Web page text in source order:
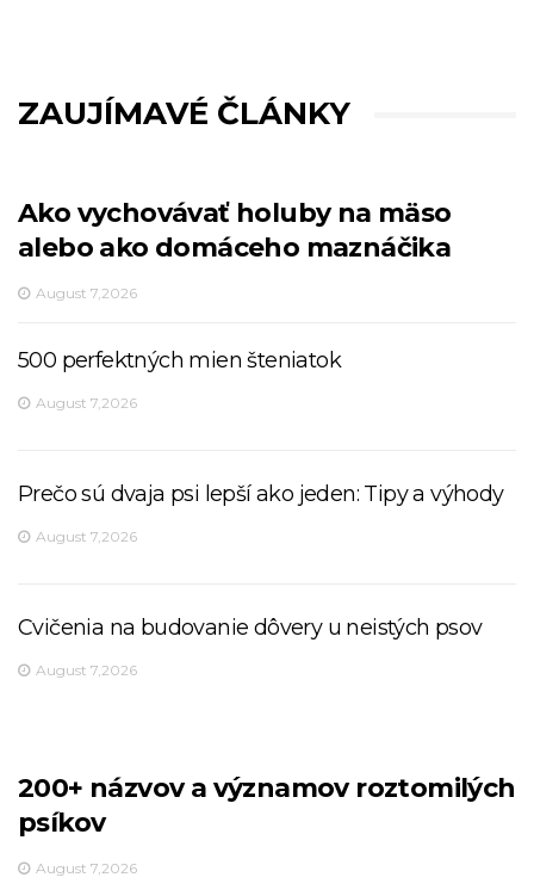
ZAUJÍMAVÉ ČLÁNKY
Ako vychovávať holuby na mäso
alebo ako domáceho maznáčika
August 7,2026
500 perfektných mien šteniatok
August 7,2026
Prečo sú dvaja psi lepší ako jeden: Tipy a výhody
August 7,2026
Cvičenia na budovanie dôvery u neistých psov
August 7,2026
200+ názvov a významov roztomilých
psíkov
August 7,2026